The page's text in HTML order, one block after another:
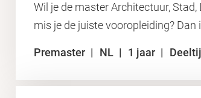
Wil je de master Architectuur,
mis je de juiste vooropleiding? Dan
Premaster NL 1 jaar